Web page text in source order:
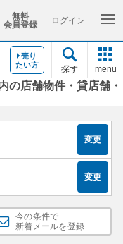
無料
会員登録
ログイン
売り
たい方
探す menu
の店舗物件・貸店舗・
変更
変更
今の条件で
新着メールを登録